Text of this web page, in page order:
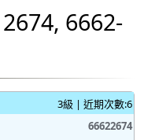
6662-
3級 | 近期次數:6
66622674